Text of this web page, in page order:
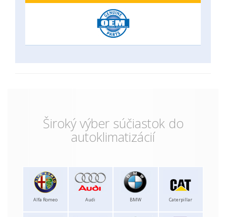
Široký výber súčiastok do
autoklimatizácií
Alfa Romeo Audi BMW Caterpillar